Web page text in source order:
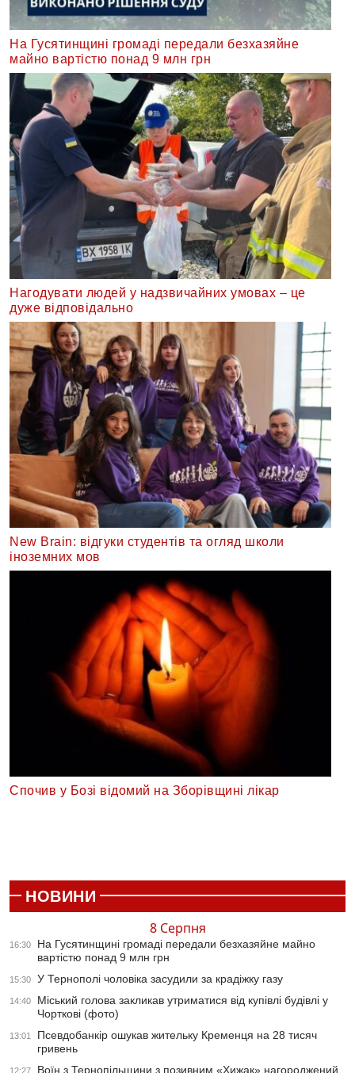
На Гусятинщині громаді передали безхазяйне
майно вартістю понад 9 млн грн
Нагодувати людей у надзвичайних умовах – це
дуже відповідально
New Brain: відгуки студентів та огляд школи
іноземних мов
Спочив у Бозі відомий на Зборівщині лікар
НОВИНИ
8 Серпня
16:30
На Гусятинщині громаді передали безхазяйне майно
вартістю понад 9 млн грн
15:30 У Тернополі чоловіка засудили за крадіжку газу
14:40
Міський голова закликав утриматися від купівлі будівлі у
Чорткові (фото)
13:01
Псевдобанкір ошукав жительку Кременця на 28 тисяч
гривень
12:27 Воїн з Тернопільщини з позивним «Хижак» нагороджений